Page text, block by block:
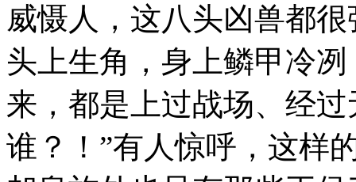
威慑人，这八头凶兽都
头上生角，身上鳞甲冷
来，都是上过战场、经
谁？！”有人惊呼，这样